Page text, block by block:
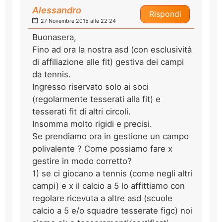
Rispondi
Alessandro
27 Novembre 2015 alle 22:24
Buonasera,
Fino ad ora la nostra asd (con esclusività
di affiliazione alle fit) gestiva dei campi
da tennis.
Ingresso riservato solo ai soci
(regolarmente tesserati alla fit) e
tesserati fit di altri circoli.
Insomma molto rigidi e precisi.
Se prendiamo ora in gestione un campo
polivalente ? Come possiamo fare x
gestire in modo corretto?
1) se ci giocano a tennis (come negli altri
campi) e x il calcio a 5 lo affittiamo con
regolare ricevuta a altre asd (scuole
calcio a 5 e/o squadre tesserate figc) noi